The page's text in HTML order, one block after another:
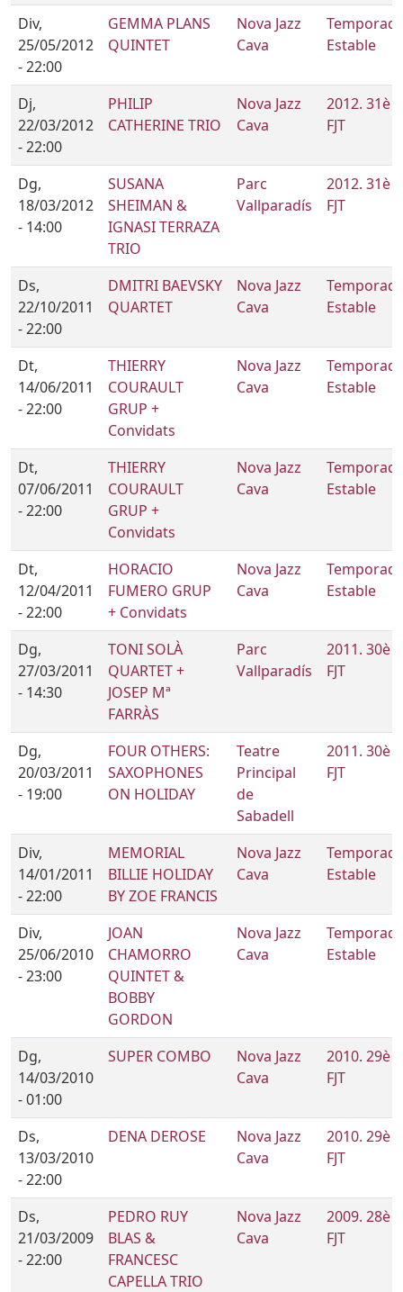
Div,
25/05/2012
- 22:00
GEMMA PLANS
QUINTET
Nova Jazz
Cava
Estable
Dj,
22/03/2012
- 22:00
PHILIP
CATHERINE TRIO
Nova Jazz
Cava
2012. 31è
FJT
Dg,
18/03/2012
- 14:00
SUSANA
SHEIMAN &
IGNASI TERRAZA
TRIO
Parc
Vallparadís
2012. 31è
FJT
Ds,
22/10/2011
- 22:00
DMITRI BAEVSKY
QUARTET
Nova Jazz
Cava
Estable
Dt,
14/06/2011
- 22:00
THIERRY
COURAULT
GRUP +
Convidats
Nova Jazz
Cava
Estable
Dt,
07/06/2011
- 22:00
THIERRY
COURAULT
GRUP +
Convidats
Nova Jazz
Cava
Estable
Dt,
12/04/2011
- 22:00
HORACIO
FUMERO GRUP
+ Convidats
Nova Jazz
Cava
Estable
Dg,
27/03/2011
- 14:30
TONI SOLÀ
QUARTET +
JOSEP Mª
FARRÀS
Parc
Vallparadís
2011. 30è
FJT
Dg,
20/03/2011
- 19:00
FOUR OTHERS:
SAXOPHONES
ON HOLIDAY
Teatre
Principal
de
Sabadell
2011. 30è
FJT
Div,
14/01/2011
- 22:00
MEMORIAL
BILLIE HOLIDAY
BY ZOE FRANCIS
Nova Jazz
Cava
Estable
Div,
25/06/2010
- 23:00
JOAN
CHAMORRO
QUINTET &
BOBBY
GORDON
Nova Jazz
Cava
Estable
Dg,
14/03/2010
- 01:00
SUPER COMBO
Nova Jazz
Cava
2010. 29è
FJT
Ds,
13/03/2010
- 22:00
DENA DEROSE
Nova Jazz
Cava
2010. 29è
FJT
Ds,
21/03/2009
- 22:00
PEDRO RUY
BLAS &
FRANCESC
CAPELLA TRIO
Nova Jazz
Cava
2009. 28è
FJT